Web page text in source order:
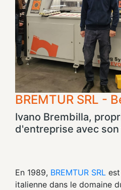
BREMTUR SRL -
Ivano Brembilla,
d'entreprise avec
En 1989, BREMTUR SRL
italienne dans le domaine